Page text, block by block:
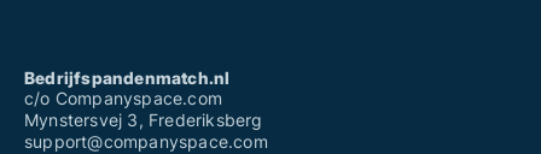
Bedrijfspandenmatch.nl
c/o Companyspace.com
Mynstersvej 3, Frederiksberg
support@companyspace.com